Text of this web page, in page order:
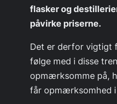
flasker og
påvirke priserne.
Det er derfor vigtigt
følge med i disse
opmærksomme på,
får opmærksomhed